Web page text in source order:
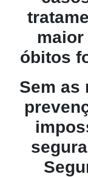
maior
óbitos
Sem as